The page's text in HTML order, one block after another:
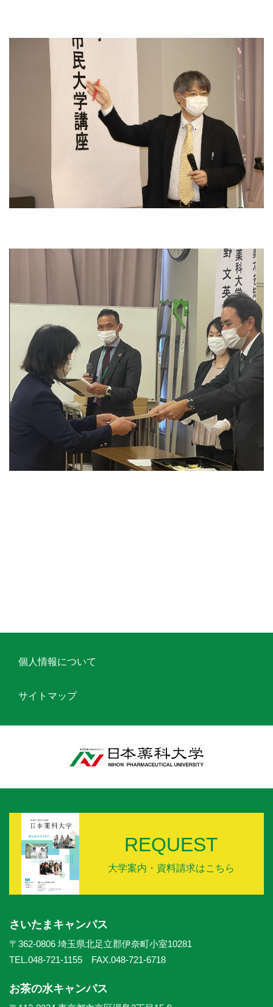
個人情報について
サイトマップ
REQUEST
大学案内・資料請求はこちら
さいたまキャンパス
〒362-0806 埼玉県北足立郡伊奈町小室10281
TEL.048-721-1155 FAX.048-721-6718
お茶の水キャンパス